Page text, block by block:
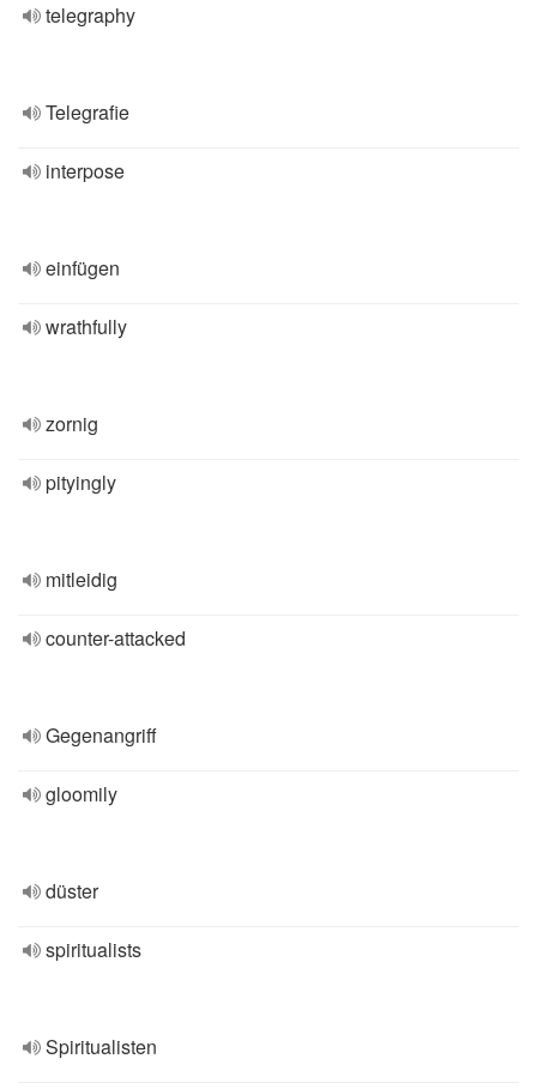
telegraphy
Telegrafie
interpose
einfügen
wrathfully
zornig
pityingly
mitleidig
counter-attacked
Gegenangriff
gloomily
düster
spiritualists
Spiritualisten